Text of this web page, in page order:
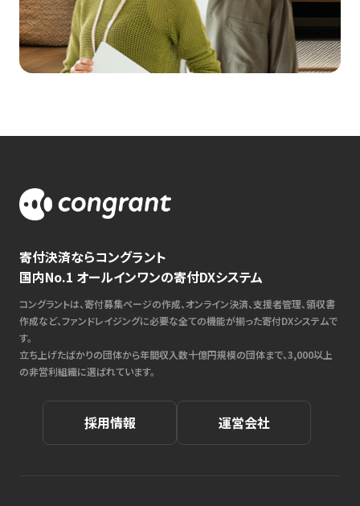
寄付決済ならコングラント
国内No.1 オールインワンの寄付DXシステム
コングラントは、寄付募集ページの作成、オンライン決済、支援者管理、領収書
作成など、ファンドレイジングに必要な全ての機能が揃った寄付DXシステムで
す。
立ち上げたばかりの団体から年間収入数十億円規模の団体まで、3,000以上
の非営利組織に選ばれています。
採用情報 運営会社